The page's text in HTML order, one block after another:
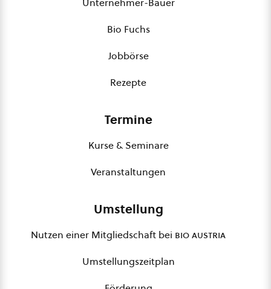
Bio Fuchs
Jobbörse
Rezepte
Termine
Kurse & Seminare
Veranstaltungen
Umstellung
Nutzen einer Mitgliedschaft bei bio austria
Umstellungszeitplan